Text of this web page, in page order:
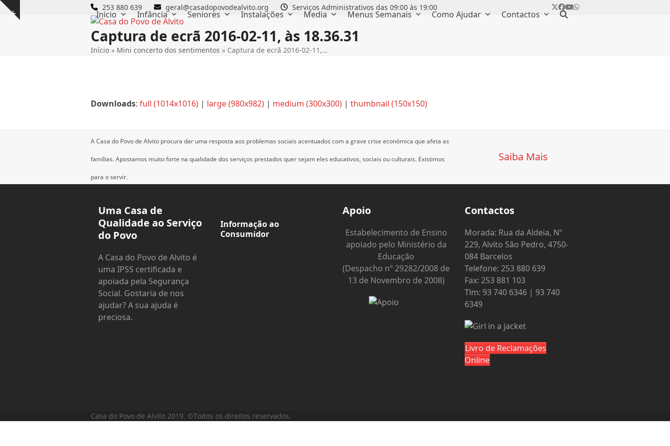
Skip
Show
253 880 639 geral@casadopovodealvito.org Serviços Administrativos das 09:00 às 19:00 Twitter
Facebook
YouTube
Whatsapp
Inicio Infância Seniores Instalações Media Menus Semanais Como Ajudar Contactos
Captura de ecrã 2016-02-11, às 18.36.31
Início » Mini concerto dos sentimentos » Captura de ecrã 2016-02-11,…
Downloads: full (1014x1016) | large (980x982) | medium (300x300) | thumbnail (150x150)
A Casa do Povo de Alvito procura dar uma resposta aos problemas sociais acentuados com a grave crise económica que afeta as
famílias.Apostamos muito forte na qualidade dos serviços prestados quer sejam eles educativos, sociais ou culturais. Existimos
para o servir.
Saiba Mais
Uma Casa de
Qualidade ao Serviço
do Povo
A Casa do Povo de Alvito é
uma IPSS certificada e
apoiada pela Segurança
Social. Gostaria de nos
ajudar? A sua ajuda é
preciosa.
Informação ao
Consumidor
Apoio
Estabelecimento de Ensino
apoiado pelo Ministério da
Educação
(Despacho nº 29282/2008 de
13 de Novembro de 2008)
Contactos
Morada: Rua da Aldeia, Nº
229, Alvito São Pedro, 4750-
084 Barcelos
Telefone: 253 880 639
Fax: 253 881 103
Tlm: 93 740 6346 | 93 740
6349
Livro de Reclamações
Online
Casa do Povo de Alvito 2019. ©Todos os direitos reservados.